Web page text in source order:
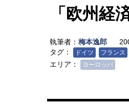
「欧州経
執筆者： 梅本逸郎
タグ：
ドイツ フランス
エリア： ヨーロッパ